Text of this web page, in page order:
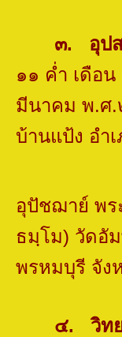
๓. อุป
๑๑ ค่ำ เดือ
มีนาคม พ.
บ้านแป้ง อำ
จังหวั
อุปัชฌาย์ พ
ธมฺโม) วัดอั
พรหมบุรี จัง
๔.วิท